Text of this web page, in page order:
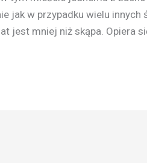
jak w przypadku wielu innych
jest mniej niż skąpa. Opiera